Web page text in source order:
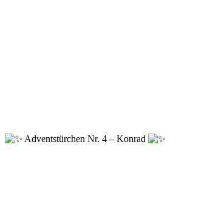
Adventstürchen Nr. 4 – Konrad